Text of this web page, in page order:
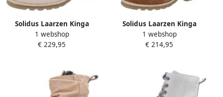
Solidus Laarzen Kinga
1 webshop
€ 229,95
Solidus Laarzen Kinga
1 webshop
€ 214,95